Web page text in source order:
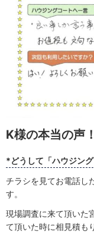
K様の本当の声！
*どうして「ハウジン
チラシを見てお電話し
す。
現場調査に来て頂いた
て頂いた時に相見積も